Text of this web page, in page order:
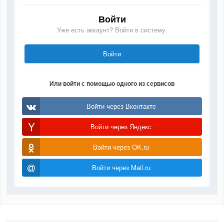
Войти
Уже есть аккаунт? Войти в систему.
Войти
Или войти с помощью одного из сервисов
Войти через Вконтакте
Войти через Яндекс
Войти через OK.ru
Войти через Mail.ru